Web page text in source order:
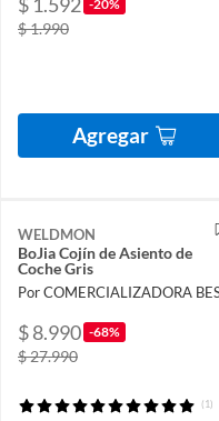
-20%
$ 1.990
Agregar
WELDMON
BoJia Cojín de Asiento de
Coche Gris
$ 8.990 -68%
$ 27.990
(1)